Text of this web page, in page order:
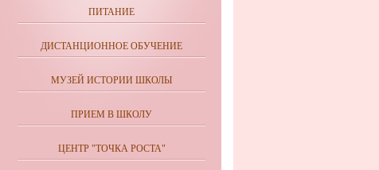
ПИТАНИЕ
ДИСТАНЦИОННОЕ ОБУЧЕНИЕ
МУЗЕЙ ИСТОРИИ ШКОЛЫ
ПРИЕМ В ШКОЛУ
ЦЕНТР "ТОЧКА РОСТА"